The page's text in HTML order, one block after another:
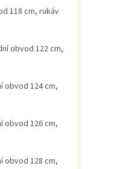
118 cm, rukáv
obvod 122 cm,
obvod 124 cm,
obvod 126 cm,
obvod 128 cm,